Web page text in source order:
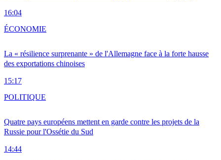
16:04
La « résilience surprenante » de l'Allemagne face à la forte hausse
des exportations chinoises
15:17
ÉCONOMIE
Quatre pays européens mettent en garde contre les projets de la
Russie pour l'Ossétie du Sud
14:44
POLITIQUE